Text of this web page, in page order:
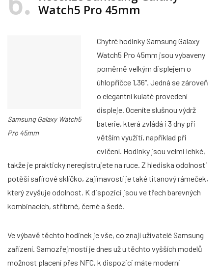
Watch5 Pro 45mm
Samsung Galaxy Watch5
Pro 45mm
Chytré hodinky Samsung Galaxy
Watch5 Pro 45mm jsou vybaveny
poměrně velkým displejem o
úhlopříčce 1,36“. Jedná se zároveň
o elegantní kulaté provedení
displeje. Oceníte slušnou výdrž
baterie, která zvládá i 3 dny při
větším využití, například při
cvičení. Hodinky jsou velmi lehké,
takže je prakticky neregistrujete na ruce. Z hlediska odolnosti
potěší safírové sklíčko, zajímavostí je také titanový rámeček,
který zvyšuje odolnost. K dispozici jsou ve třech barevných
kombinacích, stříbrné, černé a šedé.
Ve výbavě těchto hodinek je vše, co znají uživatelé Samsung
zařízení. Samozřejmostí je dnes už u těchto vyšších modelů
možnost placení přes NFC, k dispozici máte moderní